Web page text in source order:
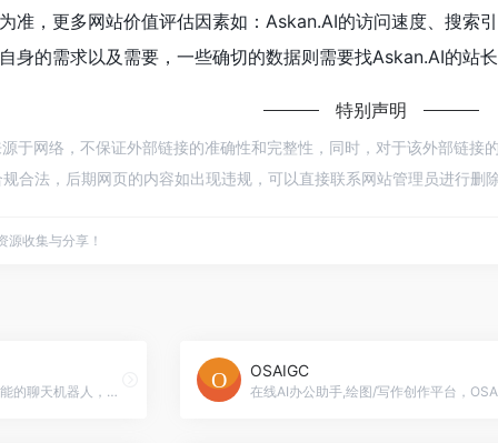
准，更多网站价值评估因素如：Askan.AI的访问速度、搜索
身的需求以及需要，一些确切的数据则需要找Askan.AI的站
特别声明
于网络，不保证外部链接的准确性和完整性，同时，对于该外部链
合法，后期网页的内容如出现违规，可以直接联系网站管理员进行删
源收集与分享！
ChatFlow是一款基于人工智能的聊天机器人，可为您的网站提供客户支持服务，提高转化率和收入。，ChatFlow官网入口网址
OSAIGC